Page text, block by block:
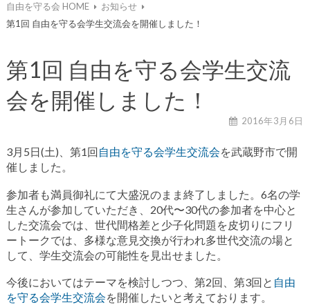
自由を守る会 HOME
お知らせ
第1回 自由を守る会学生交流会を開催しました！
第1回 自由を守る会学生交流
会を開催しました！
2016年3月6日
3月5日(土)、第1回自由を守る会学生交流会を武蔵野市で開
催しました。
参加者も満員御礼にて大盛況のまま終了しました。6名の学
生さんが参加していただき、20代〜30代の参加者を中心と
した交流会では、世代間格差と少子化問題を皮切りにフリ
ートークでは、多様な意見交換が行われ多世代交流の場と
して、学生交流会の可能性を見出せました。
今後においてはテーマを検討しつつ、第2回、第3回と 自由
を守る会学生交流会を開催したいと考えております。